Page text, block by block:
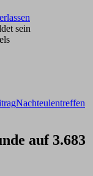
sein
Nachteulentreffen
auf 3.683